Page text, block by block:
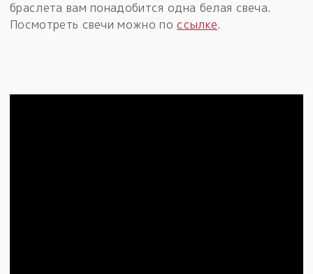
браслета вам понадобится одна белая свеча.
Посмотреть свечи можно поссылке.